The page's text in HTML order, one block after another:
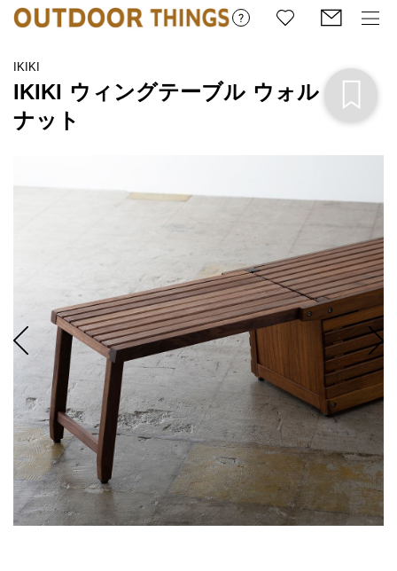
IKIKI
IKIKI ウィングテーブル ウォル
ナット